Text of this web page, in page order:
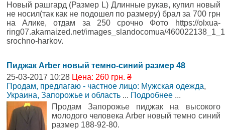
Новый рашгард (Размер L) Длинные рукав, купил новый
не носил(так как не подошел по размеру) брал за 700 грн
на Алике, отдам за 250 срочно Фото https://olxua-
ring07.akamaized.net/images_slandocomua/
srochno-harkov.
Пиджак Arber новый темно-синий размер 48
25-03-2017 10:28 Цена: 260 грн. ₴
Продам, предлагаю - частное лицо: Мужская одежда,
Украина, Запорожье и область ... Подробнее ...
Продам Запорожье пиджак на высокого
молодого человека Arber новый темно синий
размер 188-92-80.